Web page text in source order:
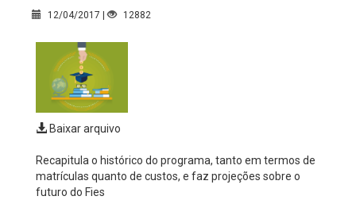
12/04/2017 | 12882
Baixar arquivo
Recapitula o histórico do programa, tanto em termos de
matrículas quanto de custos, e faz projeções sobre o
futuro do Fies